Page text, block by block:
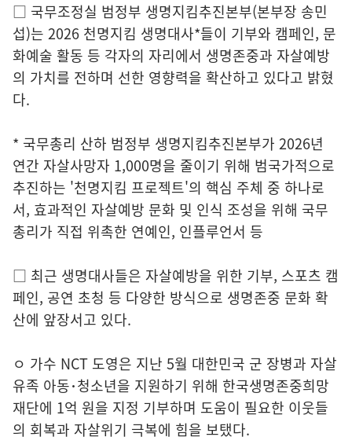
□ 국무조정실 범정부 생명지킴추진본부(본부장 송민
섭)는 2026 천명지킴 생명대사*들이 기부와 캠페인, 문
화예술 활동 등 각자의 자리에서 생명존중과 자살예방
의 가치를 전하며 선한 영향력을 확산하고 있다고 밝혔
다.
* 국무총리 산하 범정부 생명지킴추진본부가 2026년
연간 자살사망자 1,000명을 줄이기 위해 범국가적으로
추진하는 '천명지킴 프로젝트'의 핵심 주체 중 하나로
서, 효과적인 자살예방 문화 및 인식 조성을 위해 국무
총리가 직접 위촉한 연예인, 인플루언서 등
□ 최근 생명대사들은 자살예방을 위한 기부, 스포츠 캠
페인, 공연 초청 등 다양한 방식으로 생명존중 문화 확
산에 앞장서고 있다.
ㅇ 가수 NCT 도영은 지난 5월 대한민국 군 장병과 자살
유족 아동･청소년을 지원하기 위해 한국생명존중희망
재단에 1억 원을 지정 기부하며 도움이 필요한 이웃들
의 회복과 자살위기 극복에 힘을 보탰다.